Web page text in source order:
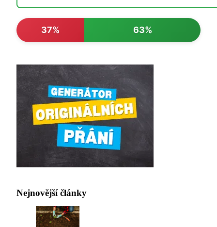
37% 63%
Nejnovější články